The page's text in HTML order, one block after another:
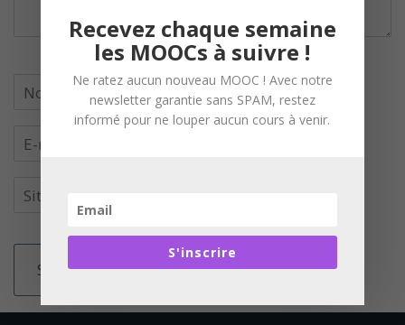
Recevez chaque semaine
les MOOCs à suivre !
Ne ratez aucun nouveau MOOC ! Avec notre
newsletter garantie sans SPAM, restez
informé pour ne louper aucun cours à venir.
S'inscrire